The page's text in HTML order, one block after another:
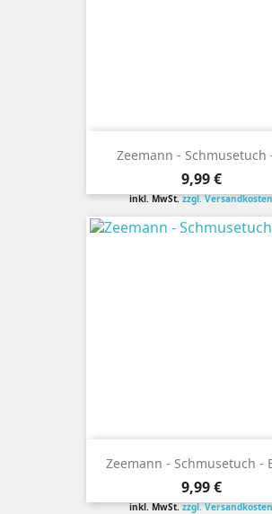
Zeemann - Schmusetuch
Preis
9,99 €
inkl. MwSt.zzgl. Versandkosten
Zeemann - Schmusetuch -
Preis
9,99 €
inkl. MwSt.zzgl. Versandkosten